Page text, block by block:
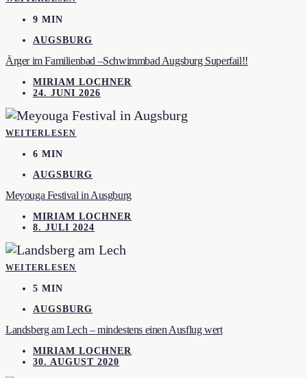
9 MIN
AUGSBURG
Ärger im Familienbad –Schwimmbad Augsburg Superfail!!
MIRIAM LOCHNER
24. JUNI 2026
WEITERLESEN
6 MIN
AUGSBURG
Meyouga Festival in Ausgburg
MIRIAM LOCHNER
8. JULI 2024
WEITERLESEN
5 MIN
AUGSBURG
Landsberg am Lech – mindestens einen Ausflug wert
MIRIAM LOCHNER
30. AUGUST 2020